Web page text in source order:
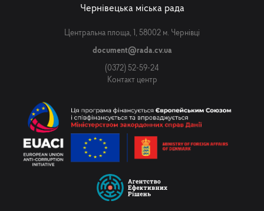
Чернівецька міська рада
Центральна площа, 1, 58002 м. Чернівці
document@rada.cv.ua
(0372) 52-59-24
Контакт центр